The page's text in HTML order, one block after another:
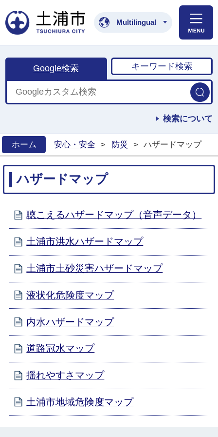
土浦市公式ホームペ
Multilingual
Google検索 キーワード検索
検索について
ホーム
安心・安全 > 防災 > ハザードマップ
ハザードマップ
聴こえるハザードマップ（音声データ）
土浦市洪水ハザードマップ
土浦市土砂災害ハザードマップ
液状化危険度マップ
内水ハザードマップ
道路冠水マップ
揺れやすさマップ
土浦市地域危険度マップ